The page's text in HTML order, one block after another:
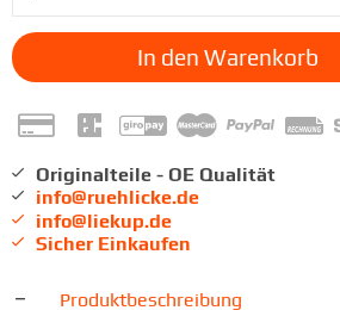
In den Warenkorb
Originalteile - OE Qualität
info@ruehlicke.de
info@liekup.de
Sicher Einkaufen
Produktbeschreibung